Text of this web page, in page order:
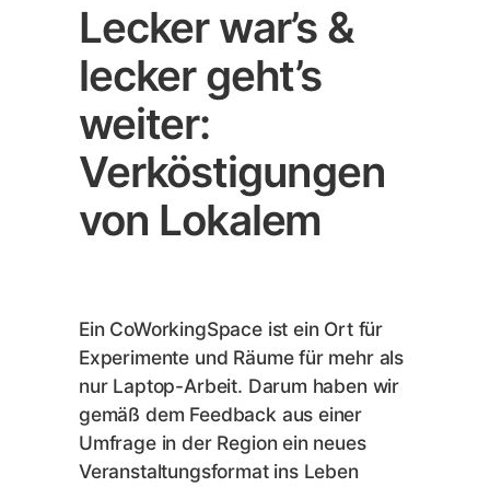
Lecker war’s &
lecker geht’s
weiter:
Verköstigungen
von Lokalem
Ein CoWorkingSpace ist ein Ort für
Experimente und Räume für mehr als
nur Laptop-Arbeit. Darum haben wir
gemäß dem Feedback aus einer
Umfrage in der Region ein neues
Veranstaltungsformat ins Leben